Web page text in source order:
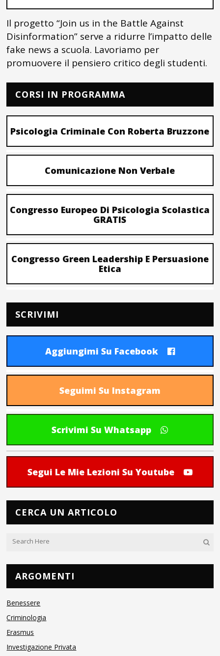
Il progetto “Join us in the Battle Against
Disinformation” serve a ridurre l’impatto delle
fake news a scuola. Lavoriamo per
promuovere il pensiero critico degli studenti.
CORSI IN PROGRAMMA
Psicologia Criminale Con Roberta Bruzzone
Comunicazione Non Verbale
Congresso Europeo Di Psicologia Scolastica
GRATIS
Congresso Green Leadership E Persuasione
Etica
SCRIVIMI
Aggiungimi Su Facebook
Seguimi Su Instagram
Scrivimi Su Whatsapp
Segui Le Mie Lezioni Su Youtube
CERCA UN ARTICOLO
ARGOMENTI
Benessere
Criminologia
Erasmus
Investigazione Privata